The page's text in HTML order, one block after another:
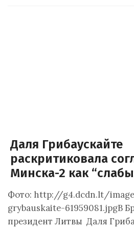
Даля Грибаускайте
раскритиковала
Минска-2 как
Фото: http://g4.dcdn.lt/
grybauskaite-61959081.jpgВ
президент Литвы Даля